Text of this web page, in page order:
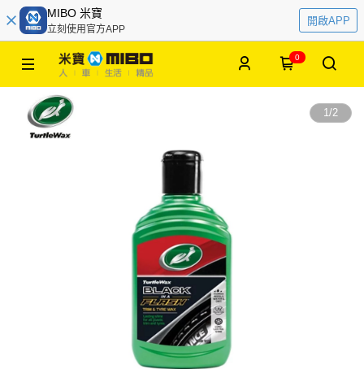
MIBO 米寶
立刻使用官方APP
開啟APP
0
1/2